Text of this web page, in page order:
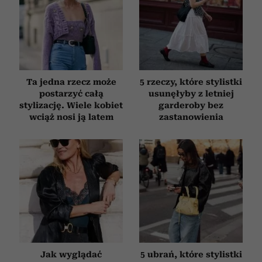
Ta jedna rzecz może
postarzyć całą
stylizację. Wiele kobiet
wciąż nosi ją latem
5 rzeczy, które stylistki
usunęłyby z letniej
garderoby bez
zastanowienia
Jak wyglądać
5 ubrań, które stylistki